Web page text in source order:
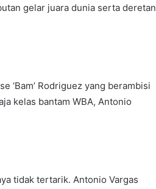
gelar juara dunia serta deretan
‘Bam’ Rodriguez yang berambisi
kelas bantam WBA, Antonio
tidak tertarik. Antonio Vargas